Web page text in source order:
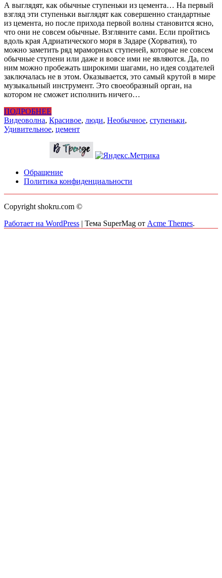
А выглядят, как обычные ступеньки из цемента… На первый
взгляд эти ступеньки выглядят как совершенно стандартные
из цемента, но после прихода первой волны становится ясно,
что они не совсем обычные. Взгляните сами. Если пройтись
вдоль края Адриатического моря в Задаре (Хорватия), то
можно заметить ряд мраморных ступеней, которые не совсем
обычные ступени или даже и вовсе ими не являются. Да, по
ним можно пробежать широкими шагами, но идея создателей
заключалась не в этом. Оказывается, это самый крутой в мире
музыкальный инструмент. Это своеобразный орган, на
котором не сможет исполнить ничего…
ПОДРОБНЕЕ
Видеоволна, Красивое, люди, Необычное, ступеньки,
Удивительное, цемент
Обращение
Политика конфиденциальности
Copyright shokru.com ©
Работает на WordPress | Тема SuperMag от Acme Themes.